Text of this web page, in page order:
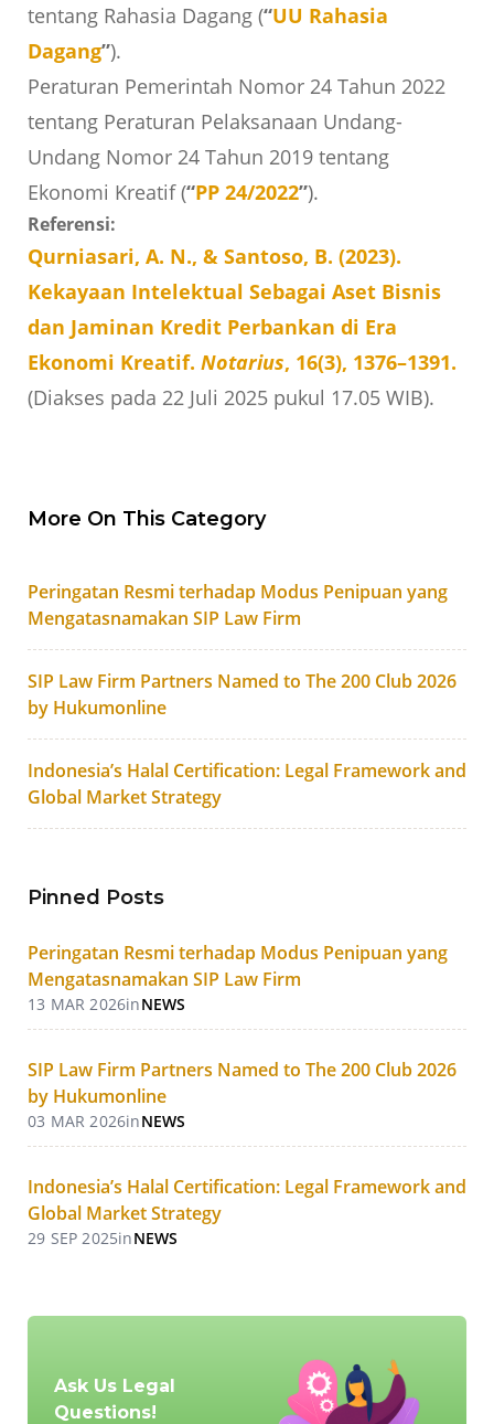
tentang Rahasia Dagang (“UU Rahasia
Dagang”).
Peraturan Pemerintah Nomor 24 Tahun 2022
tentang Peraturan Pelaksanaan Undang-
Undang Nomor 24 Tahun 2019 tentang
Ekonomi Kreatif (“PP 24/2022”).
Referensi:
Qurniasari, A. N., & Santoso, B. (2023).
Kekayaan Intelektual Sebagai Aset Bisnis
dan Jaminan Kredit Perbankan di Era
Ekonomi Kreatif. Notarius, 16(3), 1376–1391.
(Diakses pada 22 Juli 2025 pukul 17.05 WIB).
More On This Category
Peringatan Resmi terhadap Modus Penipuan yang
Mengatasnamakan SIP Law Firm
SIP Law Firm Partners Named to The 200 Club 2026
by Hukumonline
Indonesia’s Halal Certification: Legal Framework and
Global Market Strategy
Pinned Posts
Peringatan Resmi terhadap Modus Penipuan yang
Mengatasnamakan SIP Law Firm
13 MAR 2026inNEWS
SIP Law Firm Partners Named to The 200 Club 2026
by Hukumonline
03 MAR 2026inNEWS
Indonesia’s Halal Certification: Legal Framework and
Global Market Strategy
29 SEP 2025inNEWS
Ask Us Legal
Questions!